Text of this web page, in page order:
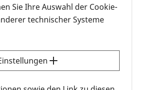
von links nach rechts: Elke Weichelt,
Sie Ihre Auswahl der Cookie-
technischer Systeme